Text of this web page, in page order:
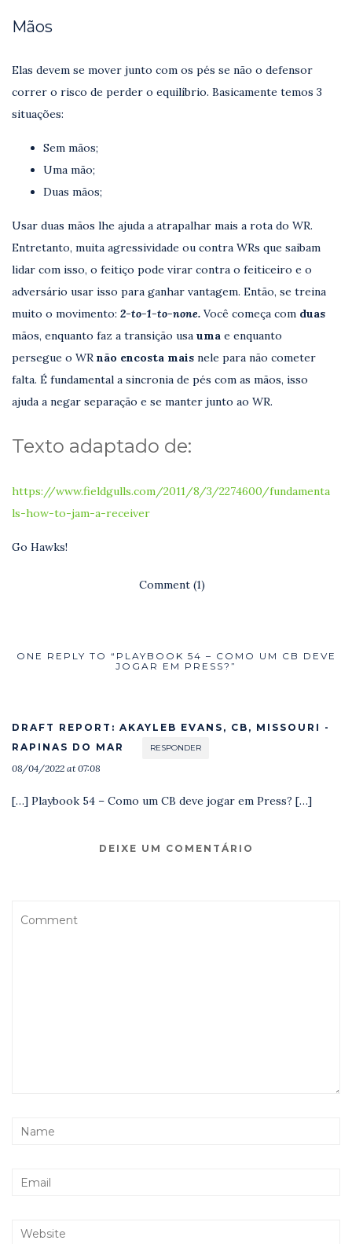
Mãos
Elas devem se mover junto com os pés se não o defensor
correr o risco de perder o equilíbrio. Basicamente temos 3
situações:
Sem mãos;
Uma mão;
Duas mãos;
Usar duas mãos lhe ajuda a atrapalhar mais a rota do WR.
Entretanto, muita agressividade ou contra WRs que saibam
lidar com isso, o feitiço pode virar contra o feiticeiro e o
adversário usar isso para ganhar vantagem. Então, se treina
muito o movimento: 2-to-1-to-none. Você começa com duas
mãos, enquanto faz a transição usa uma e enquanto
persegue o WR não encosta mais nele para não cometer
falta. É fundamental a sincronia de pés com as mãos, isso
ajuda a negar separação e se manter junto ao WR.
Texto adaptado de:
https://www.fieldgulls.com/2011/8/3/2274600/fundamenta
ls-how-to-jam-a-receiver
Go Hawks!
Comment (1)
ONE REPLY TO “PLAYBOOK 54 – COMO UM CB DEVE
JOGAR EM PRESS?”
DRAFT REPORT: AKAYLEB EVANS, CB, MISSOURI -
RAPINAS DO MAR
RESPONDER
08/04/2022 at 07:08
[…] Playbook 54 – Como um CB deve jogar em Press? […]
DEIXE UM COMENTÁRIO